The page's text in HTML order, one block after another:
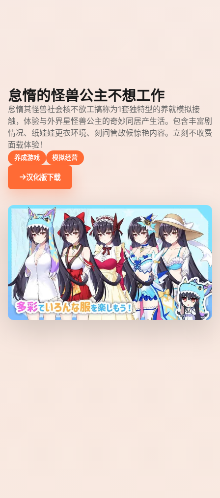
怠惰的怪兽公主不想工作
怠惰其怪兽社会核不欲工搞称为1套独特型的养就模拟接
触，体验与外界星怪兽公主的奇妙同居产生活。包含丰富剧
情况、纸娃娃更衣环境、刻间管故候惊艳内容。立刻不收费
面载体验！
养成游戏 模拟经营
汉化版下载